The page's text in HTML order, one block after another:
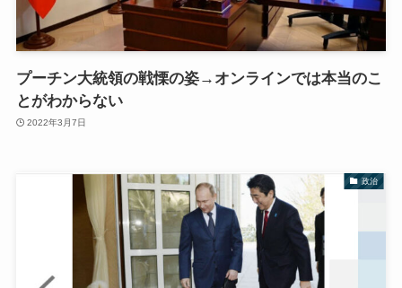
プーチン大統領の戦慄の姿→オンラインでは本当のこ
とがわからない
2022年3月7日
政治